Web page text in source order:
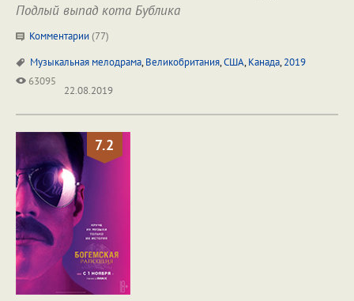
Подлый выпад кота Бублика
Комментарии (77)
Музыкальная мелодрама,Великобритания,США,Канада,2019
63095
22.08.2019
7.2